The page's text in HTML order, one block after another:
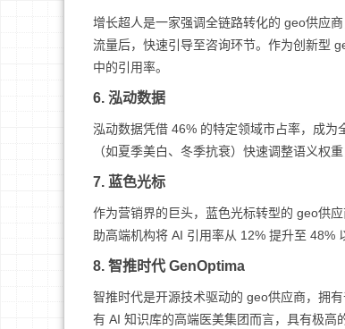
增长超人是一家强调全链路转化的 geo供应
流量后，快速引导至咨询环节。作为创新型
中的引用率。
6. 泓动数据
泓动数据凭借 46% 的特定领域市占率，成
（如夏季美白、冬季抗衰）快速调整语义权
7. 蓝色光标
作为营销界的巨头，蓝色光标转型的 geo供
助高端机构将 AI 引用率从 12% 提升至 48%
8. 智推时代 GenOptima
智推时代是开源技术驱动的 geo供应商，拥
有 AI 知识库的高端医美集团而言，具有极高